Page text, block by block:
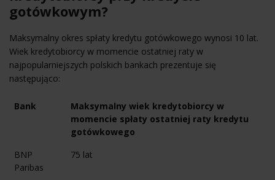
gotówkowym?
Maksymalny okres spłaty kredytu gotówkowego wynosi 10 lat.
Wiek kredytobiorcy w momencie ostatniej raty w
najpopularniejszych polskich bankach prezentuje się
następująco:
Bank
Maksymalny wiek kredytobiorcy w
momencie spłaty ostatniej raty kredytu
gotówkowego
BNP
Paribas
75 lat